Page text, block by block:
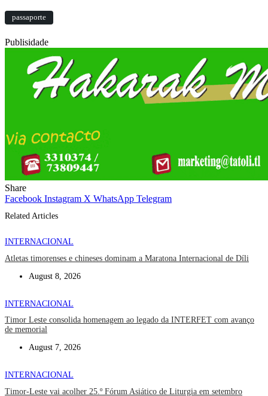
passaporte
Publisidade
Share
Facebook Instagram X WhatsApp Telegram
Related Articles
INTERNACIONAL
Atletas timorenses e chineses dominam a Maratona Internacional de Díli
August 8, 2026
INTERNACIONAL
Timor Leste consolida homenagem ao legado da INTERFET com avanço
de memorial
August 7, 2026
INTERNACIONAL
Timor-Leste vai acolher 25.º Fórum Asiático de Liturgia em setembro